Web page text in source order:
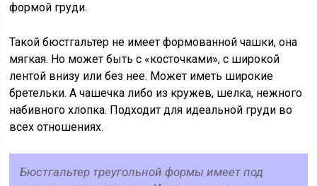
формой груди.
Такой бюстгальтер не имеет формованной чашки, она
мягкая. Но может быть с «косточками», с широкой
лентой внизу или без нее. Может иметь широкие
бретельки. А чашечка либо из кружев, шелка, нежного
набивного хлопка. Подходит для идеальной груди во
всех отношениях.
Бюстгальтер треугольной формы имеет под